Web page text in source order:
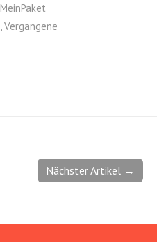
MeinPaket
,Vergangene
Nächster Artikel →